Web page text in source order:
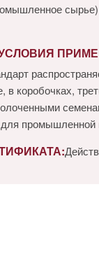
в коробочках,
промышленной